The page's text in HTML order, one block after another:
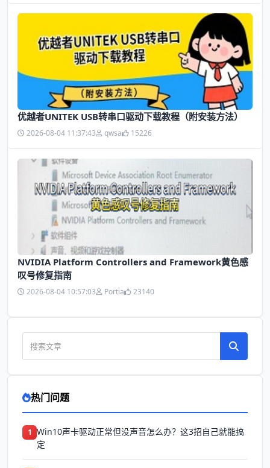
优越者UNITEK USB转串口驱动下载教程（附安装方法）
2026-08-04 11:37:43 qwsa 15226
NVIDIA Platform Controllers and Framework黄色感
叹号修复指南
2026-08-04 10:57:03 Portia 23140
热门问题
1 Win10声卡驱动正常但没声音怎么办？这3招自己就能搞
定